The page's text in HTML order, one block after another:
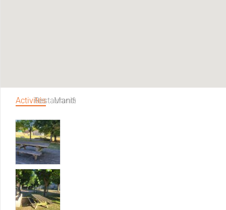
ActivitésRestaurantsManifestations